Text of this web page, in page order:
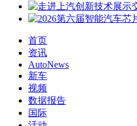
首页
资讯
AutoNews
新车
视频
数据报告
国际